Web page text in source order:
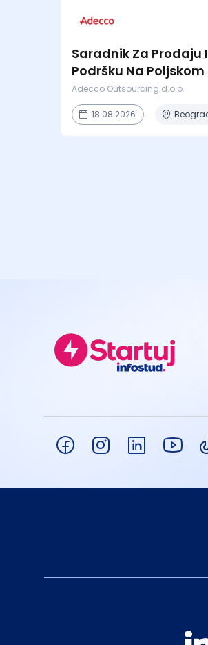
Saradnik Za Prodaju
Podršku Na Poljskom
Adecco Outsourcing d.o.o.
18.08.2026.